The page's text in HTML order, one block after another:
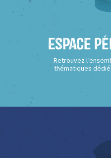
Espace
Retrouvez
thématiques